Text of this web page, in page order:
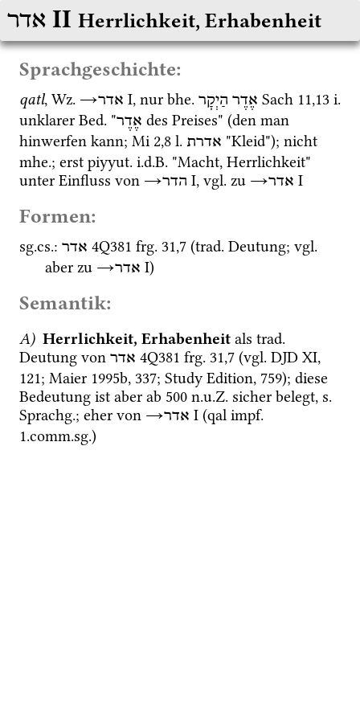
אדר ‎ II Herrlichkeit, Erhabenheit
Sprachgeschichte:
qatl, Wz. →אדר ‎ I, nur bhe. אֶדֶר הַיְקָר Sach 11,13 i.
unklarer Bed. "אֶדֶר des Preises" (den man
hinwerfen kann; Mi 2,8 l. אדרת
mhe.; erst piyyut. i.d.B. "Macht, Herrlichkeit"
unter Einfluss von →הדר ‎ I, vgl. zu →אדר ‎ I
Formen:
sg.cs.: אדר 4Q381 frg. 31,7 (trad. Deutung; vgl.
aber zu →אדר ‎ I)
Semantik:
A) Herrlichkeit, Erhabenheit als trad.
Deutung von אדר 4Q381 frg. 31,7 (vgl. DJD XI,
121; Maier 1995b, 337; Study Edition, 759); diese
Bedeutung ist aber ab 500 n.u.Z. sicher belegt, s.
Sprachg.; eher von →אדר ‎ I (qal impf.
1.comm.sg.)